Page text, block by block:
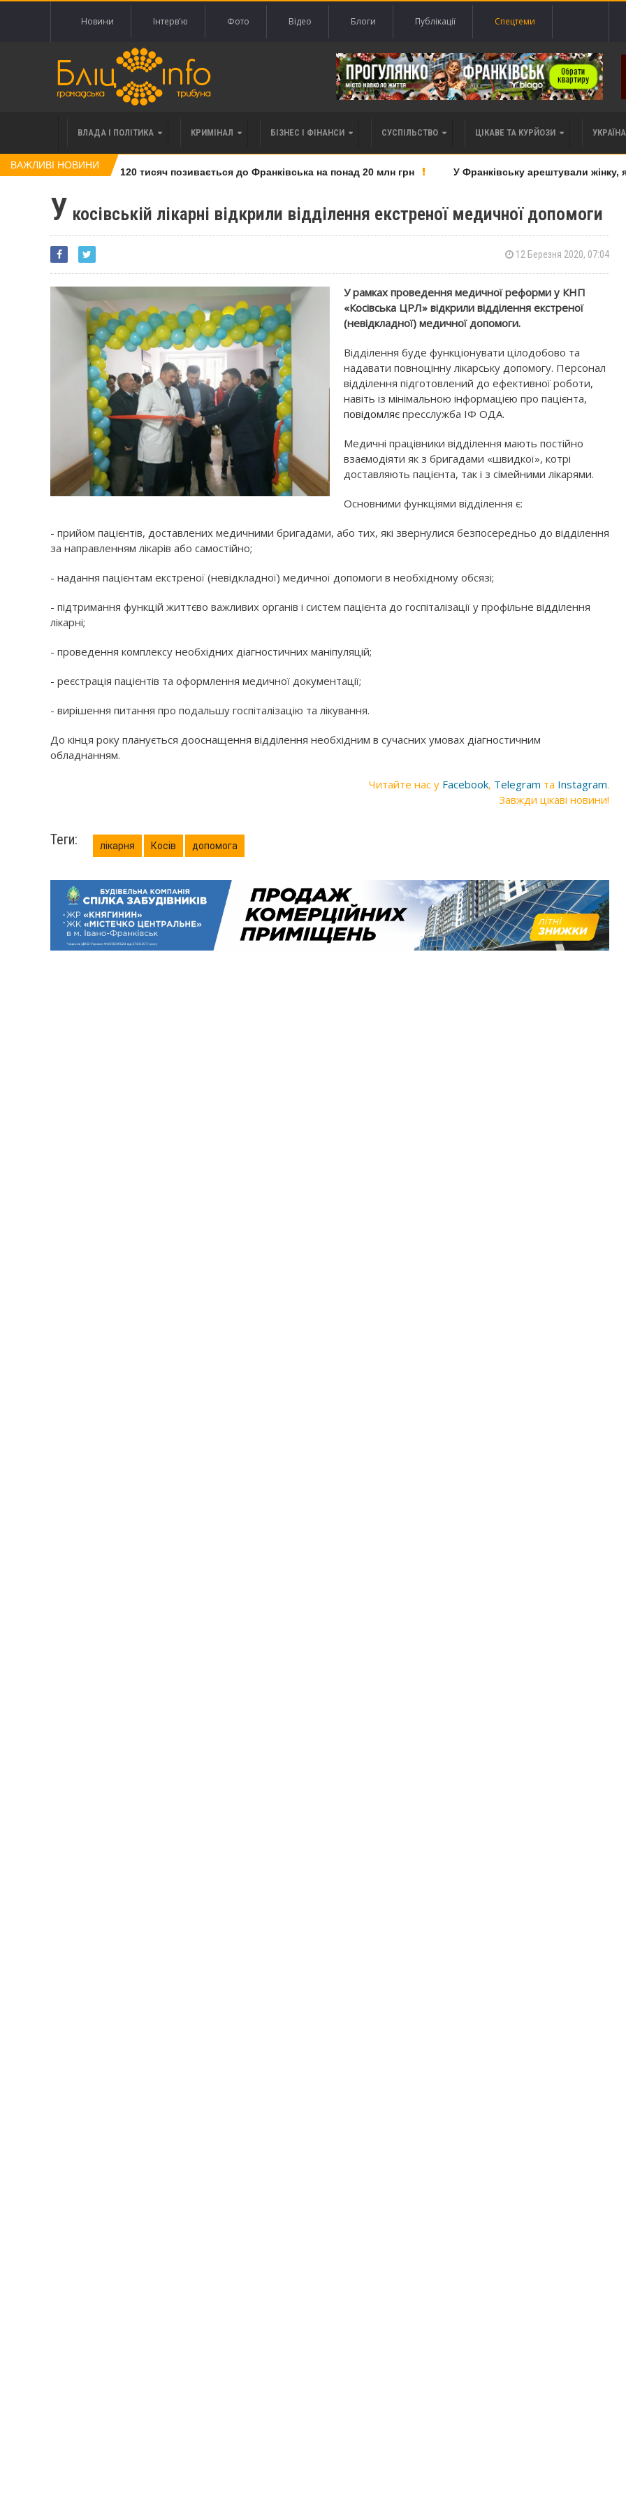
Новини Інтерв'ю Фото Відео Блоги Публікації Спецтеми
ВЛАДА І ПОЛІТИКА КРИМІНАЛ БІЗНЕС І ФІНАНСИ СУСПІЛЬСТВО ЦІКАВЕ ТА КУРЙОЗИ
ВАЖЛИВІ НОВИНИ
права вимоги за 120 тисяч позивається до Франківська на понад 20 млн грн У Франківську арештували жінку,
У косівській лікарні відкрили відділення екстреної медичної допомоги
12 Березня 2020, 07:04
У рамках проведення медичної реформи у КНП
«Косівська ЦРЛ» відкрили відділення екстреної
(невідкладної) медичної допомоги.
Відділення буде функціонувати цілодобово та
надавати повноцінну лікарську допомогу. Персонал
відділення підготовлений до ефективної роботи,
навіть із мінімальною інформацією про пацієнта,
повідомляє пресслужба ІФ ОДА.
Медичні працівники відділення мають постійно
взаємодіяти як з бригадами «швидкої», котрі
доставляють пацієнта, так і з сімейними лікарями.
Основними функціями відділення є:
- прийом пацієнтів, доставлених медичними бригадами, або тих, які звернулися безпосередньо до відділення
за направленням лікарів або самостійно;
- надання пацієнтам екстреної (невідкладної) медичної допомоги в необхідному обсязі;
- підтримання функцій життєво важливих органів і систем пацієнта до госпіталізації у профільне відділення
лікарні;
- проведення комплексу необхідних діагностичних маніпуляцій;
- реєстрація пацієнтів та оформлення медичної документації;
- вирішення питання про подальшу госпіталізацію та лікування.
До кінця року планується дооснащення відділення необхідним в сучасних умовах діагностичним
обладнанням.
Читайте нас у Facebook, Telegram та Instagram.
Завжди цікаві новини!
Теги: лікарня Косів допомога